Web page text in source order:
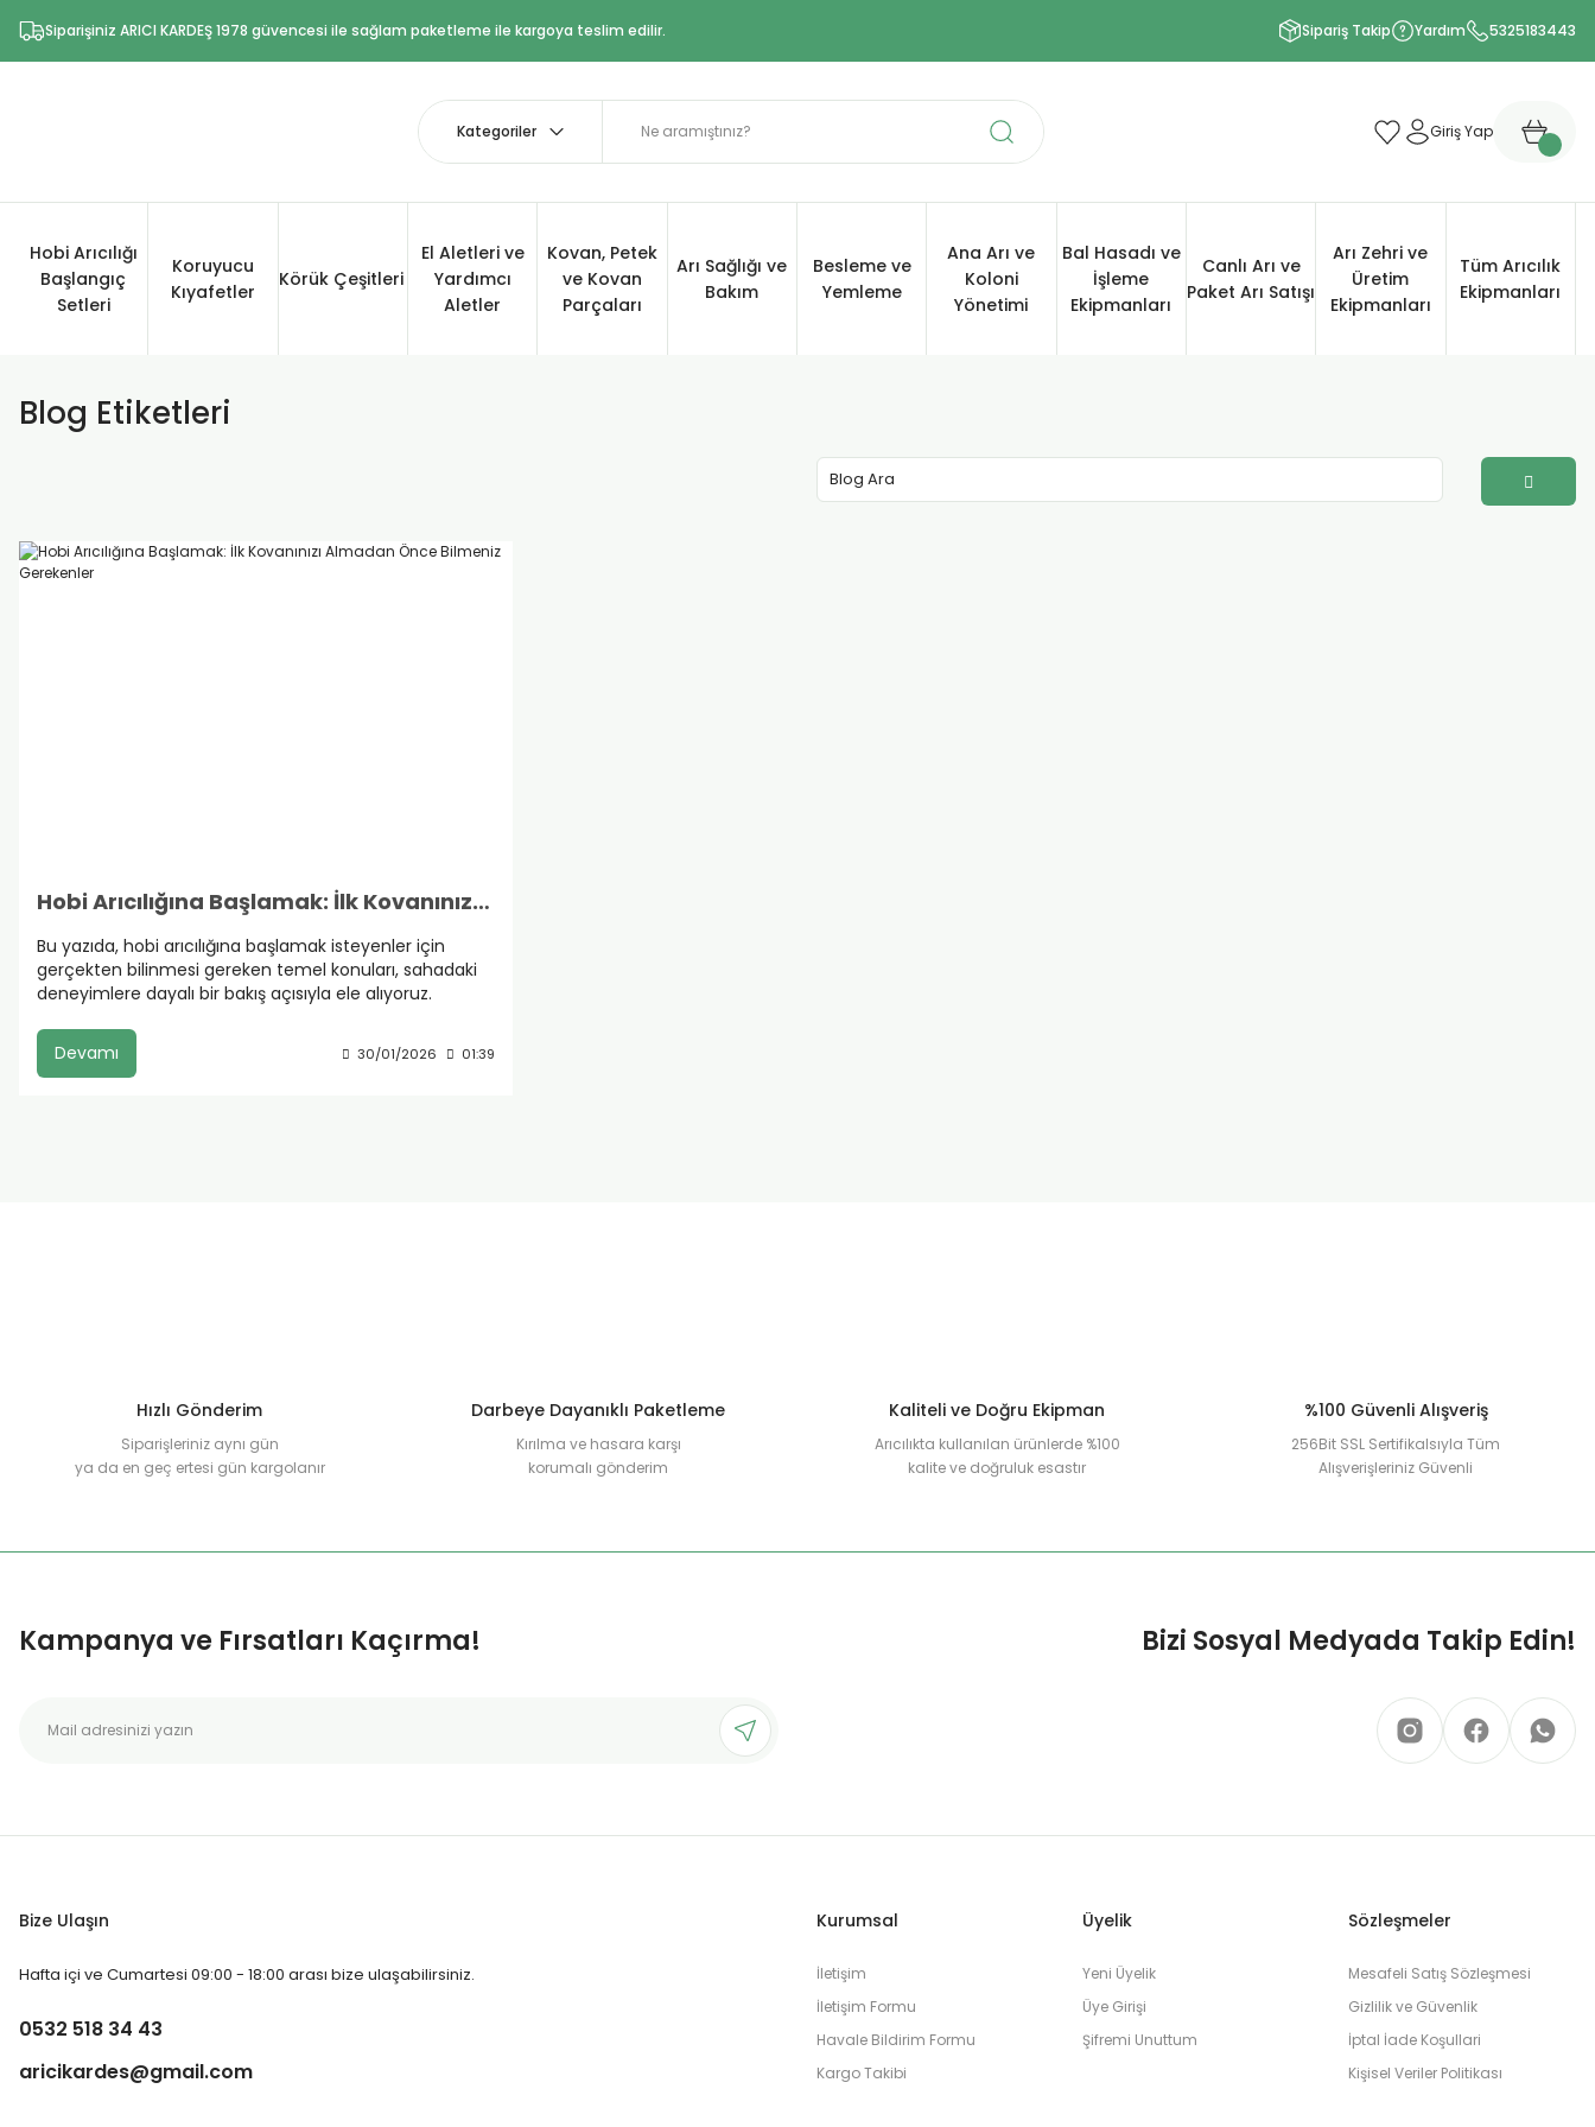
Siparişiniz ARICI KARDEŞ 1978 güvencesi ile sağlam paketleme ile kargoya teslim edilir. Sipariş Takip Yardım 5325183443
Giriş Yap
Hobi Arıcılığı
Başlangıç
Setleri
Koruyucu
Kıyafetler
Körük Çeşitleri
El Aletleri ve
Yardımcı
Aletler
Kovan, Petek
ve Kovan
Parçaları
Arı Sağlığı ve
Bakım
Besleme ve
Yemleme
Ana Arı ve
Koloni
Yönetimi
Bal Hasadı ve
İşleme
Ekipmanları
Canlı Arı ve
Paket Arı Satışı
Arı Zehri ve
Üretim
Ekipmanları
Tüm Arıcılık
Ekipmanları
Blog Etiketleri
Hobi Arıcılığına Başlamak: İlk Kovanınızı Almadan Önce Bilmeniz Gerekenler
Bu yazıda, hobi arıcılığına başlamak isteyenler için
gerçekten bilinmesi gereken temel konuları, sahadaki
deneyimlere dayalı bir bakış açısıyla ele alıyoruz.
Devamı 30/01/2026 01:39
Hızlı Gönderim
Siparişleriniz aynı gün
ya da en geç ertesi gün kargolanır
Darbeye Dayanıklı Paketleme
Kırılma ve hasara karşı
korumalı gönderim
Kaliteli ve Doğru Ekipman
Arıcılıkta kullanılan ürünlerde %100
kalite ve doğruluk esastır
%100 Güvenli Alışveriş
256Bit SSL Sertifikalsıyla Tüm
Alışverişleriniz Güvenli
Kampanya ve Fırsatları Kaçırma! Bizi Sosyal Medyada Takip Edin!
Bize Ulaşın
Hafta içi ve Cumartesi 09:00 - 18:00 arası bize ulaşabilirsiniz.
0532 518 34 43
aricikardes@gmail.com
Kurumsal
İletişim
İletişim Formu
Havale Bildirim Formu
Kargo Takibi
Üyelik
Yeni Üyelik
Üye Girişi
Şifremi Unuttum
Sözleşmeler
Mesafeli Satış Sözleşmesi
Gizlilik ve Güvenlik
İptal İade Koşullari
Kişisel Veriler Politikası